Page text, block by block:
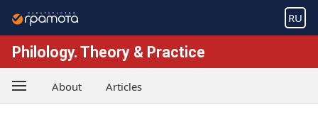
RU
Philology. Theory & Practice
About Articles